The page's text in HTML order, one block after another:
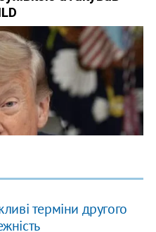
терміни другого